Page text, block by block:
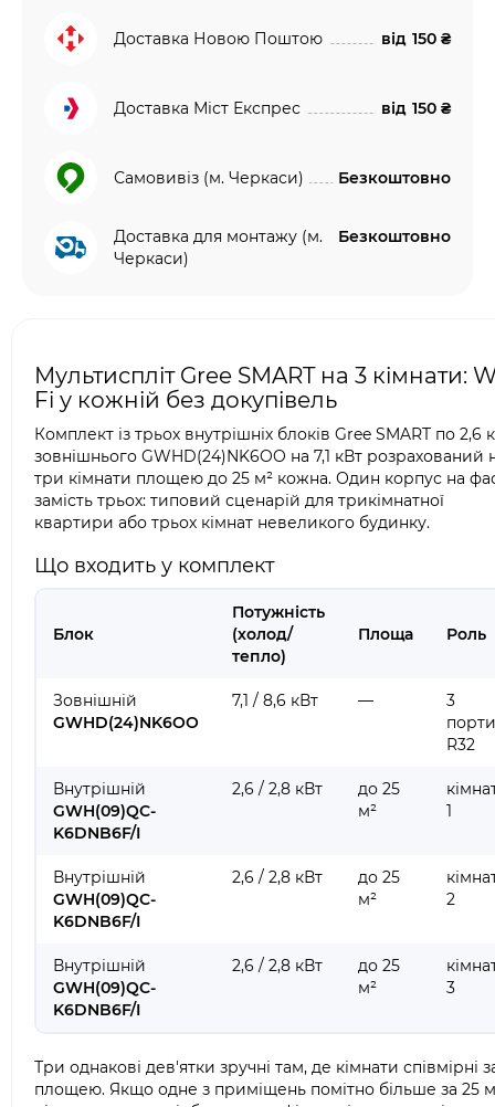
Доставка Новою Поштою від 150 ₴
Доставка Міст Експрес від 150 ₴
Самовивіз (м. Черкаси) Безкоштовно
Доставка для монтажу (м.
Черкаси)
Безкоштовно
Мультиспліт Gree SMART на 3 кімнати:
Fi у кожній без докупівель
Комплект із трьох внутрішніх блоків Gree SMART по 2,6
зовнішнього GWHD(24)NK6OO на 7,1 кВт розрахований
три кімнати площею до 25 м² кожна. Один корпус на
замість трьох: типовий сценарій для трикімнатної
квартири або трьох кімнат невеликого будинку.
Що входить у комплект
Блок
Потужність
(холод/
тепло)
Площа Роль
Зовнішній
GWHD(24)NK6OO
7,1 / 8,6 кВт —
3
R32
Внутрішній
GWH(09)QC-
K6DNB6F/I
2,6 / 2,8 кВт
до 25
м²
1
Внутрішній
GWH(09)QC-
K6DNB6F/I
2,6 / 2,8 кВт
до 25
м²
2
Внутрішній
GWH(09)QC-
K6DNB6F/I
2,6 / 2,8 кВт
до 25
м²
3
Три однакові дев'ятки зручні там, де кімнати співмірні
площею. Якщо одне з приміщень помітно більше за 25